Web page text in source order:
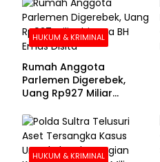
Menyerahkan Diri
HUKUM & KRIMINAL
Rumah Anggota
Parlemen Digerebek,
Uang Rp927 Miliar
HUKUM & KRIMINAL